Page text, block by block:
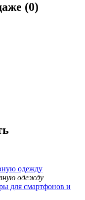
(0)
одежду
для смартфонов и